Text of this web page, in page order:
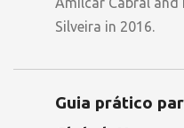
Silveira in 2016.
Guia prático